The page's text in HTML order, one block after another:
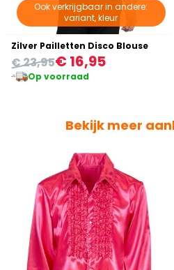
Ook verkrijgbaar in andere:
variant, kleur
Zilver Pailletten Disco Blouse
€ 16,95
€ 23,95
Op voorraad
Bekijk meer